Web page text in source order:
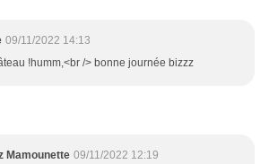
09/11/2022 14:13
!humm,<br /> bonne journée bizzz
Mamounette 09/11/2022 12:19